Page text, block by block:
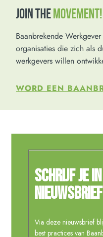
JOIN THEMOVEMENT!
Baanbrekende
organisaties die zich als
werkgevers willen
WORD EEN